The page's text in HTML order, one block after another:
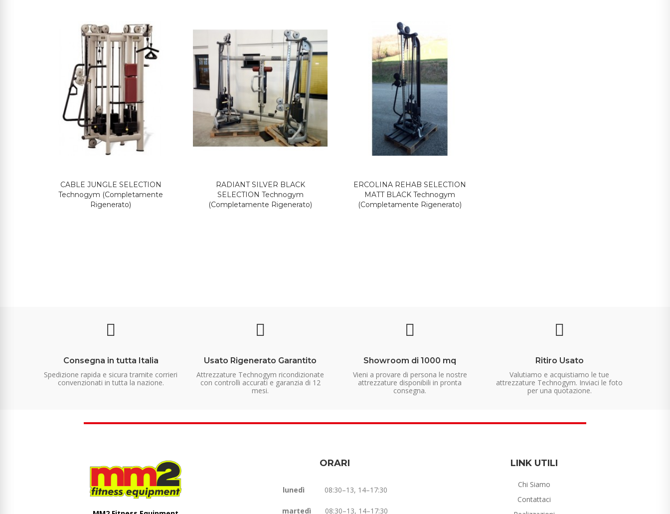
CABLE JUNGLE SELECTION
Technogym (Completamente
Rigenerato)
RADIANT SILVER BLACK
SELECTION Technogym
(Completamente Rigenerato)
ERCOLINA REHAB SELECTION
MATT BLACK Technogym
(Completamente Rigenerato)
Consegna in tutta Italia
Spedizione rapida e sicura tramite corrieri
convenzionati in tutta la nazione.
Usato Rigenerato Garantito
Attrezzature Technogym ricondizionate
con controlli accurati e garanzia di 12
mesi.
Showroom di 1000 mq
Vieni a provare di persona le nostre
attrezzature disponibili in pronta
consegna.
Ritiro Usato
Valutiamo e acquistiamo le tue
attrezzature Technogym. Inviaci le foto
per una quotazione.
ORARI
lunedì 08:30–13, 14–17:30
martedì 08:30–13, 14–17:30
LINK UTILI
Chi Siamo
Contattaci